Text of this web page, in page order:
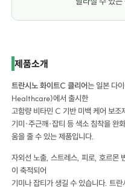
제품소개
트란시노 화이트C 클리어는 일본 다
Healthcare)에서 출시한
고함량 비타민 C 기반 미백 케어 보조
기미·주근깨·잡티 등 색소 침착을 완
움을 줄 수 있는 제품입니다.
자외선 노출, 스트레스, 피로, 호르몬
이 축적되어
기미나 잡티가 생길 수 있습니다. 트